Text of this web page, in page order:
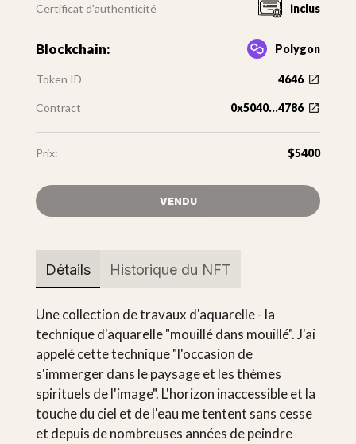
Certificat d'authenticité inclus
Blockchain: Polygon
Token ID 4646
Contract 0x5040...4786
Prix: $5400
VENDU
Détails Historique du NFT
Une collection de travaux d'aquarelle - la
technique d'aquarelle "mouillé dans mouillé". J'ai
appelé cette technique "l'occasion de
s'immerger dans le paysage et les thèmes
spirituels de l'image". L'horizon inaccessible et la
touche du ciel et de l'eau me tentent sans cesse
et depuis de nombreuses années de peindre